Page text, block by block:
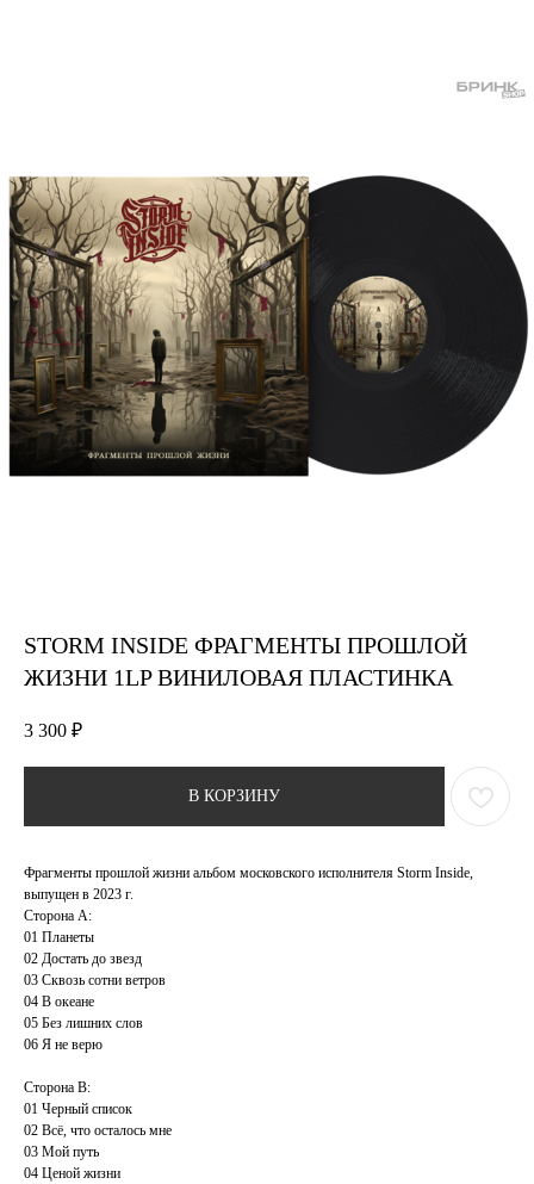
STORM INSIDE ФРАГМЕНТЫ ПРОШЛОЙ
ЖИЗНИ 1LP ВИНИЛОВАЯ ПЛАСТИНКА
3 300 ₽
В КОРЗИНУ
Фрагменты прошлой жизни альбом московского исполнителя Storm Inside,
выпущен в 2023 г.
Сторона А:
01 Планеты
02 Достать до звезд
03 Сквозь сотни ветров
04 В океане
05 Без лишних слов
06 Я не верю
Сторона B:
01 Черный список
02 Всё, что осталось мне
03 Мой путь
04 Ценой жизни